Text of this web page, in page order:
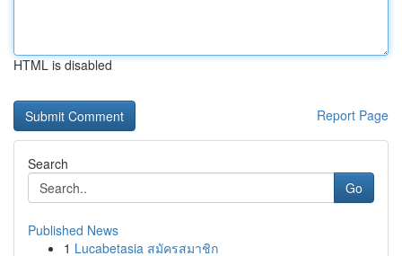
HTML is disabled
Report Page
Search
Go
Published News
1 Lucabetasia สมัครสมาชิก